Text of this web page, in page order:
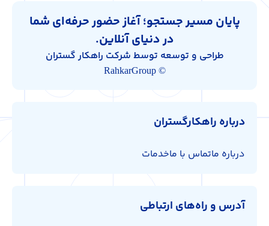
پایان مسیر جستجو؛ آغاز حضور حرفه‌ای شما
در دنیای آنلاین.
طراحی و توسعه توسط شرکت راهکار گستران
© RahkarGroup
درباره راهکارگستران
درباره ماتماس با ماخدمات
آدرس و راه‌های ارتباطی